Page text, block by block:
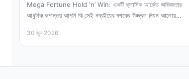
Mega Fortune Hold ‘n’ Win: একটি ক্লাসিক আর্কেড অভিজ্ঞতার
আধুনিক রূপান্তর আপনি কি সেই নব্বইয়ের দশকের উজ্জ্বল নিয়ন আলোয়
30 জুন 2026